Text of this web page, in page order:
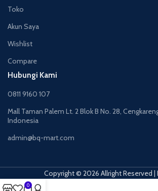
Toko
Akun Saya
Wishlist
Compare
Hubungi Kami
0811 9160 107
Mall Taman Palem Lt. 2 Blok B No. 28,
Indonesia
admin@bq-mart.com
Copyright © 2026 Allright Reserved |
0